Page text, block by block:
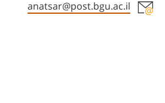
anatsar@post.bgu.ac.il